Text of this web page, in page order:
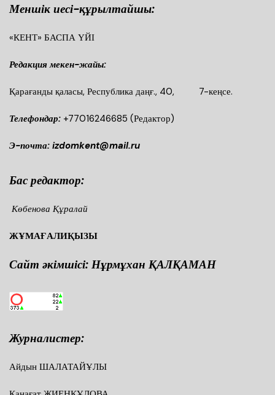
Меншік иесі-құрылтайшы:
«КЕНТ» БАСПА ҮЙІ
Редакция мекен-жайы:
Қарағанды қаласы, Республика даңғ., 40, 7-кеңсе.
Телефондар: +77016246685 (Редактор)
Э-почта: izdomkent@mail.ru
Бас редактор:
Көбенова Құралай
ЖҰМАҒАЛИҚЫЗЫ
Сайт әкімшісі: Нұрмұхан ҚАЛҚАМАН
Журналистер:
Айдын ШАЛАТАЙҰЛЫ